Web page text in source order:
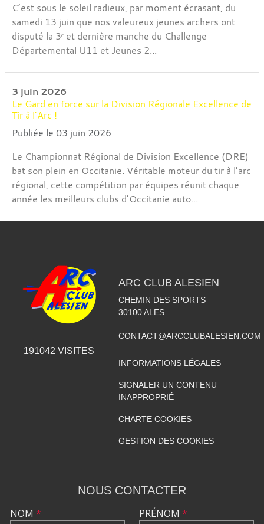
C’est sous le soleil radieux, par moment écrasant, du
samedi 13 juin que nos valeureux jeunes archers ont
disputé la 3ᵉ et dernière manche du Challenge
Départemental U11 et Jeunes 2...
3 juin 2026
Le Gard en force sur la Division Régionale Excellence de
Tir à l’Arc !
Publiée le 03 juin 2026
Le Championnat Régional de Division Excellence (DRE)
bat son plein en Occitanie. Véritable moteur du tir à l’arc
régional, cette compétition par équipes réunit chaque
année les meilleurs clubs d’Occitanie auto...
191042 VISITES
ARC CLUB ALESIEN
CHEMIN DES SPORTS
30100 ALES
CONTACT@ARCCLUBALESIEN.COM
INFORMATIONS LÉGALES
SIGNALER UN CONTENU
INAPPROPRIÉ
CHARTE COOKIES
GESTION DES COOKIES
NOUS CONTACTER
NOM * PRÉNOM *